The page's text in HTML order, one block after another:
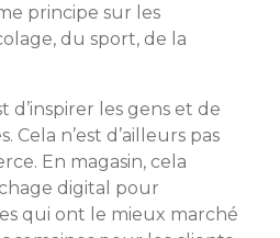
principe sur les
du sport, de la
d’inspirer les gens et de
Cela n’est d’ailleurs pas
En magasin, cela
digital pour
qui ont le mieux marché